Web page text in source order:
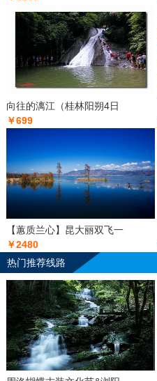
向往的漓江（桂林阳朔4日
￥699
【蕙质兰心】昆大丽双飞一
￥2480
热门推荐线路